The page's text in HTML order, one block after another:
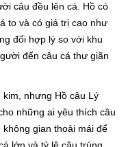
câu đều lên cá. Hồ có
to và có giá trị cao như
đối hợp lý so với khu
đến câu cá thư giãn
nhưng Hồ câu Lý
những ai yêu thích câu
gian thoải mái để